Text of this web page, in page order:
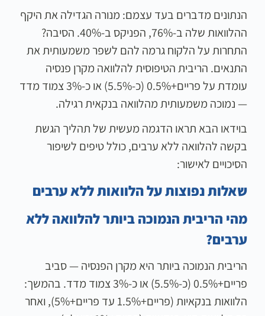
הנתונים מדברים בעד עצמם: מנורה הגדילה את היקף
ההלוואות שלה ב-76%, הפניקס ב-40%. הסיבה?
התחרות על הלקוח גרמה להם לשפר משמעותית את
התנאים. הריבית הטיפוסית להלוואה מקרן פנסיה
עומדת על פריים+0.5% (כ-5.5%) או כ-3% צמוד מדד
— נמוכה משמעותית מהלוואה בנקאית רגילה.
בוידאו הבא תראו הדגמה מעשית של תהליך הגשת
בקשה להלוואה ללא ערבים, כולל טיפים לשיפור
הסיכויים לאישור:
שאלות נפוצות על הלוואות ללא ערבים
מהי הריבית הנמוכה ביותר להלוואה ללא
ערבים?
הריבית הנמוכה ביותר היא מקרן הפנסיה — סביב
פריים+0.5% (כ-5.5%) או כ-3% צמוד מדד. בהמשך:
הלוואות בנקאיות (פריים+1.5% עד פריים+5%), ואחר